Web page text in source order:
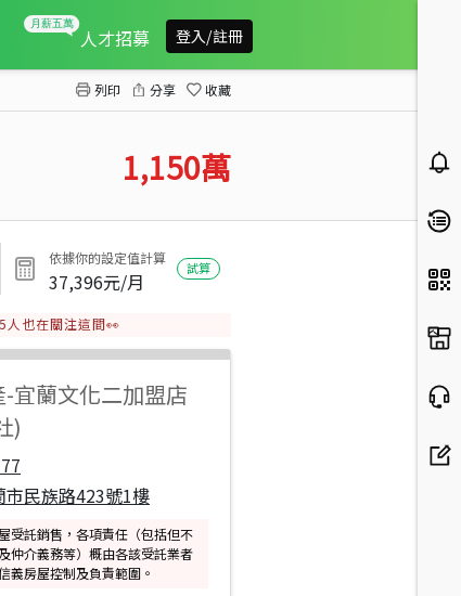
人才招募 登入/註冊
列印 分享 收藏
1,150萬
依據你的設定值計算
37,396元/月
試算
5 人也在關注這間👀
-宜蘭文化二加盟店
)
市民族路423號1樓
受託銷售，各項責任（包括但不
仲介義務等）概由各該受託業者
義房屋控制及負責範圍。